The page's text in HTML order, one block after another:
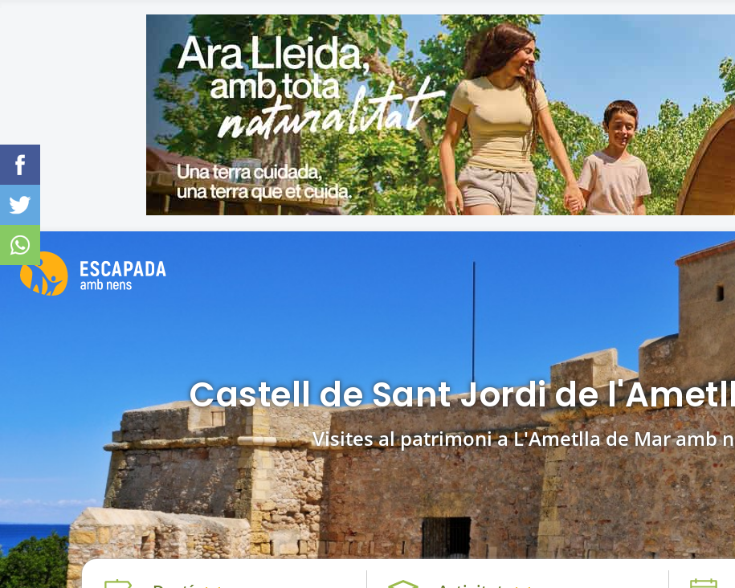
Castell de Sant Jordi de
Visites al patrimoni a L'Ametlla de Mar amb